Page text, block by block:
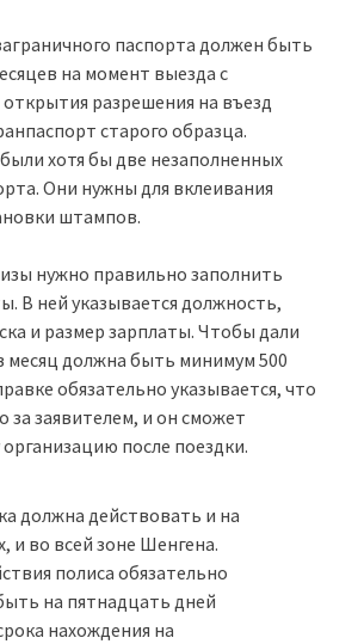
паспорта должен быть
на момент выезда с
открытия разрешения на въезд
старого образца.
хотя бы две незаполненных
Они нужны для вклеивания
штампов.
нужно правильно заполнить
В ней указывается должность,
и размер зарплаты. Чтобы дали
месяц должна быть минимум 500
обязательно указывается, что
за заявителем, и он сможет
организацию после поездки.
должна действовать и на
и во всей зоне Шенгена.
полиса обязательно
на пятнадцать дней
нахождения на